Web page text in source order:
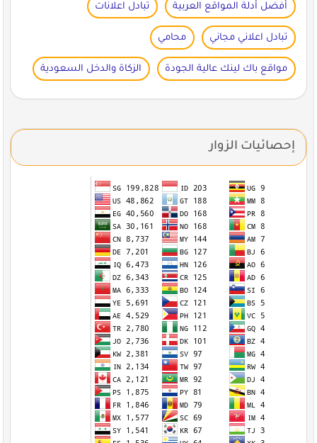
أفضل أدلة المواقع العربية تبادل اعلانات
تبادل اعلاني مجاني محامي
مواقع باك لينك عالية الجودة الزكاة والدخل السعودية
إحصائيات الزوار